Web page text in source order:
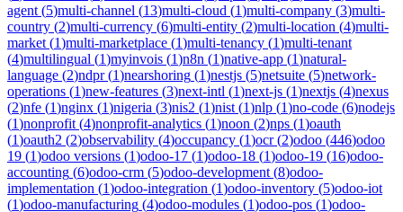
agent (5)multi-channel (13)multi-cloud (1)multi-company (3)multi-
country (2)multi-currency (6)multi-entity (2)multi-location (4)multi-
market (1)multi-marketplace (1)multi-tenancy (1)multi-tenant
(4)multilingual (1)myinvois (1)n8n (1)native-app (1)natural-
language (2)ndpr(1)nearshoring (1)nestjs (5)netsuite (5)network-
operations (1)new-features (3)next-intl (1)next-js (1)nextjs (4)nexus
(2)nfe (1)nginx (1)nigeria (3)nis2 (1)nist (1)nlp (1)no-code (6)nodejs
(1)nonprofit (4)nonprofit-analytics (1)noon (2)nps (1)oauth
(1)oauth2 (2)observability (4)occupancy (1)ocr(2)odoo (446)odoo
19 (1)odoo versions (1)odoo-17 (1)odoo-18 (1)odoo-19 (16)odoo-
accounting (6)odoo-crm (5)odoo-development (8)odoo-
implementation (1)odoo-integration (1)odoo-inventory (5)odoo-iot
(1)odoo-manufacturing (4)odoo-modules (1)odoo-pos (1)odoo-